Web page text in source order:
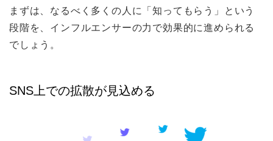
まずは、なるべく多くの人に「知ってもらう」という
段階を、インフルエンサーの力で効果的に進められる
でしょう。
SNS上での拡散が見込める